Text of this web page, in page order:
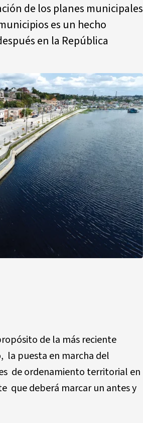
de los planes municipales
es un hecho
en la República
de la más reciente
la puesta en marcha del
de ordenamiento territorial en
que deberá marcar un antes y